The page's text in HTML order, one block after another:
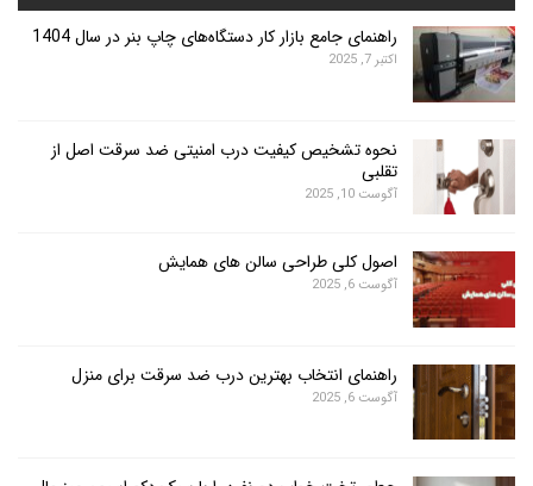
راهنمای جامع بازار کار دستگاه‌های چاپ بنر در سال 1404
اکتبر 7, 2025
نحوه تشخیص کیفیت درب امنیتی ضد سرقت اصل از
تقلبی
آگوست 10, 2025
اصول کلی طراحی سالن های همایش
آگوست 6, 2025
راهنمای انتخاب بهترین درب ضد سرقت برای منزل
آگوست 6, 2025